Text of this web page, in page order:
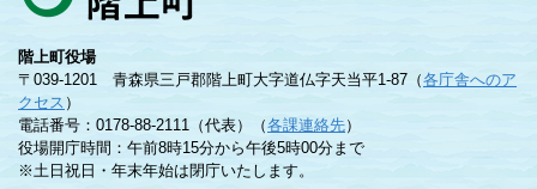
階上町役場
〒039-1201 青森県三戸郡階上町大字道仏字天当平1-87（各庁舎へのア
クセス ）
電話番号：0178-88-2111（代表）（各課連絡先）
役場開庁時間：午前8時15分から午後5時00分まで
※土日祝日・年末年始は閉庁いたします。